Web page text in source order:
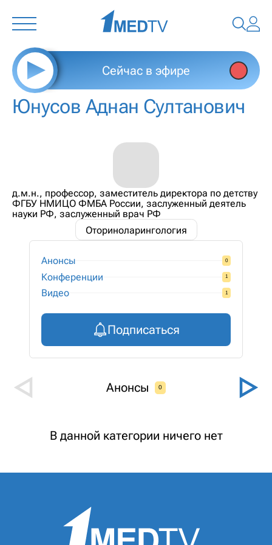
Сейчас в эфире
Юнусов Аднан Султанович
д.м.н., профессор, заместитель директора по детству
ФГБУ НМИЦО ФМБА России, заслуженный деятель
науки РФ, заслуженный врач РФ
Оториноларингология
Анонсы 0
Конференции 1
Видео 1
Подписаться
Анонсы 0
В данной категории ничего нет